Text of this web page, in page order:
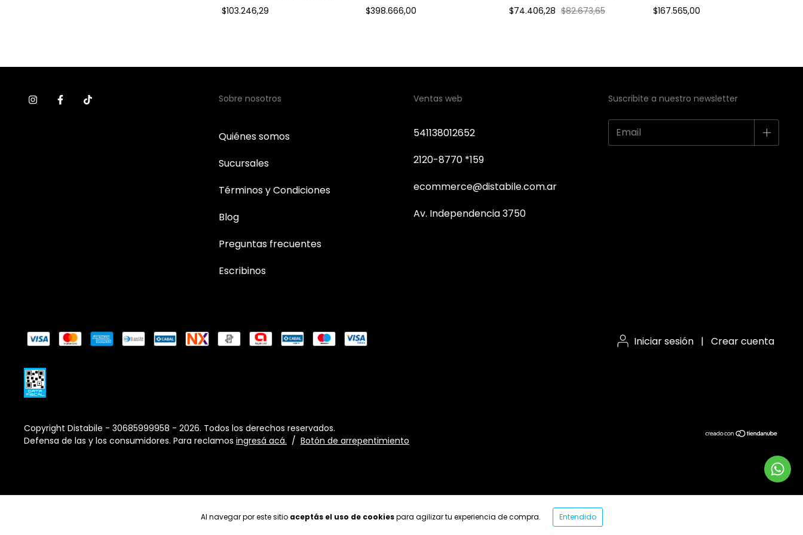
Al navegar por este sitio aceptás el uso de cookiespara agilizar tu experiencia de compra. Entendido
$103.246,29 $398.666,00 Cocina
$74.406,28 $82.673,65 $167.565,00
Sobre nosotros
Quiénes somos
Sucursales
Términos y Condiciones
Blog
Preguntas frecuentes
Escribinos
Ventas web
541138012652
2120-8770 *159
ecommerce@distabile.com.ar
Av. Independencia 3750
Suscribite a nuestro newsletter
Iniciar sesión | Crear cuenta
Copyright Distabile - 30685999958 - 2026. Todos los derechos reservados.
Defensa de las y los consumidores. Para reclamos ingresá acá. / Botón de arrepentimiento